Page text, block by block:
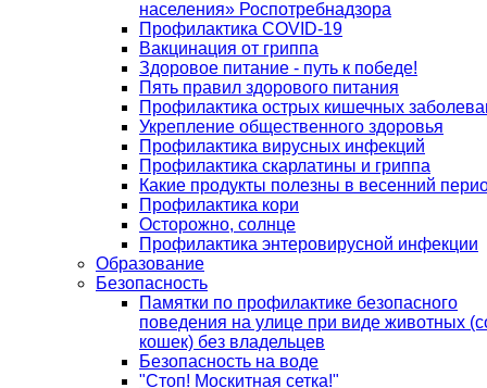
населения» Роспотребнадзора
Профилактика COVID-19
Вакцинация от гриппа
Здоровое питание - путь к победе!
Пять правил здорового питания
Профилактика острых кишечных
Укрепление общественного здоровья
Профилактика вирусных инфекций
Профилактика скарлатины и гриппа
Какие продукты полезны в весенний
Профилактика кори
Осторожно, солнце
Профилактика энтеровирусной инфекции
Образование
Безопасность
Памятки по профилактике безопасного
поведения на улице при виде животных
кошек) без владельцев
Безопасность на воде
"Стоп! Москитная сетка!"